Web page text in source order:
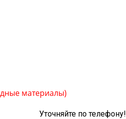
материалы)
Уточняйте по телефону!